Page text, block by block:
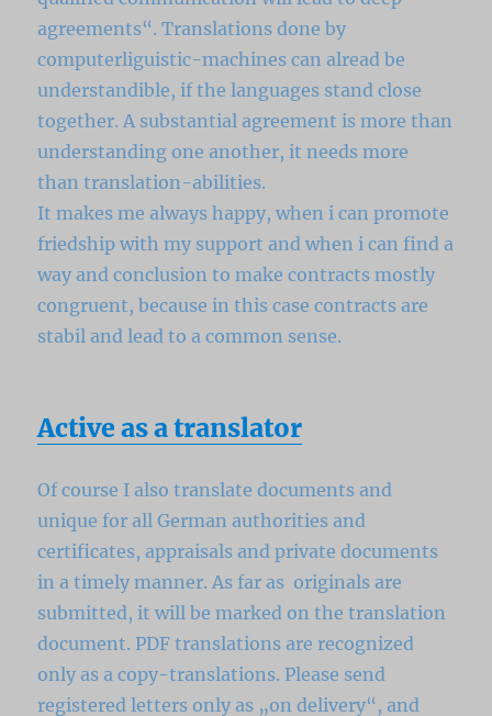
agreements“. Translations done by
computerliguistic-machines can alread be
understandible, if the languages stand close
together. A substantial agreement is more than
understanding one another, it needs more
than translation-abilities.
It makes me always happy, when i can promote
friedship with my support and when i can find a
way and conclusion to make contracts mostly
congruent, because in this case contracts are
stabil and lead to a common sense.
Active as a translator
Of course I also translate documents and
unique for all German authorities and
certificates, appraisals and private documents
in a timely manner. As far as originals are
submitted, it will be marked on the translation
document. PDF translations are recognized
only as a copy-translations. Please send
registered letters only as „on delivery“, and